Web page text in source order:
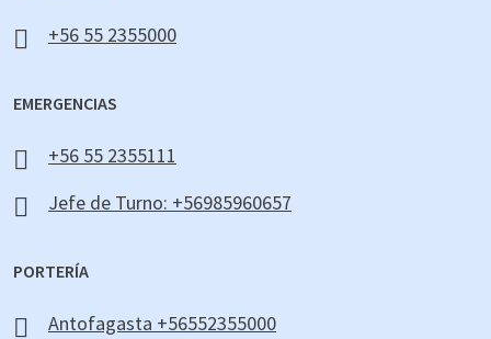
+56 55 2355000
EMERGENCIAS
+56 55 2355111
Jefe de Turno: +56985960657
PORTERÍA
Antofagasta +56552355000